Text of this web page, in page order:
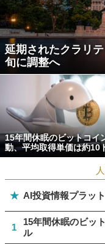
延期されたクラリ
旬に調整へ
15年間休眠のビットコイ
動、平均取得単価は約10
★ AI投資情報プラッ
1
15年間休眠のビッ
ル